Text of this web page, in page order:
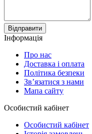
Відправити
Інформація
Про нас
Доставка і оплата
Політика безпеки
Зв’язатися з нами
Мапа сайту
Особистий кабінет
Особистий кабінет